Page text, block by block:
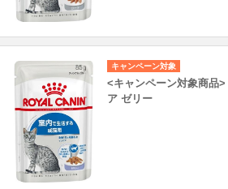
キャンペーン対象
<キャンペーン対象商品
ア ゼリー